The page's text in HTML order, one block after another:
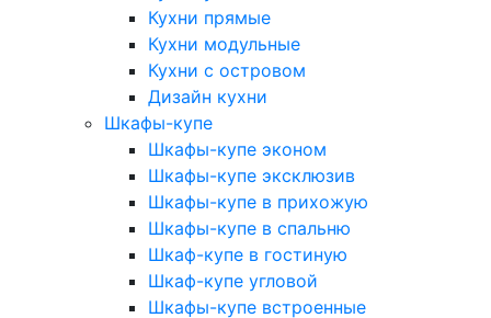
Кухни прямые
Кухни модульные
Кухни с островом
Дизайн кухни
Шкафы-купе
Шкафы-купе эконом
Шкафы-купе эксклюзив
Шкафы-купе в прихожую
Шкафы-купе в спальню
Шкаф-купе в гостиную
Шкаф-купе угловой
Шкафы-купе встроенные